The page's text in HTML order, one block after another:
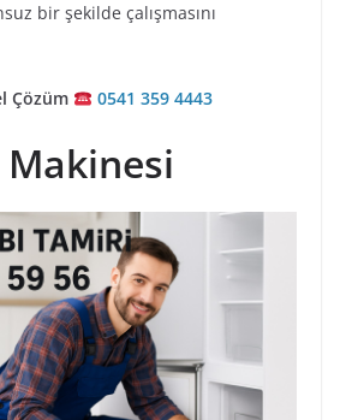
bir şekilde çalışmasını
Çözüm 0541 359 4443
Makinesi